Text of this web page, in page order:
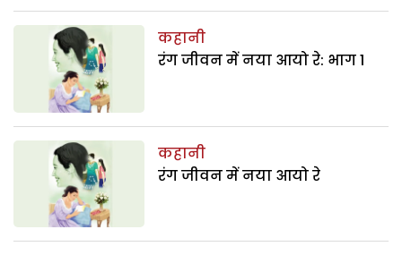
कहानी
रंग जीवन में नया आयो रे: भाग 1
कहानी
रंग जीवन में नया आयो रे